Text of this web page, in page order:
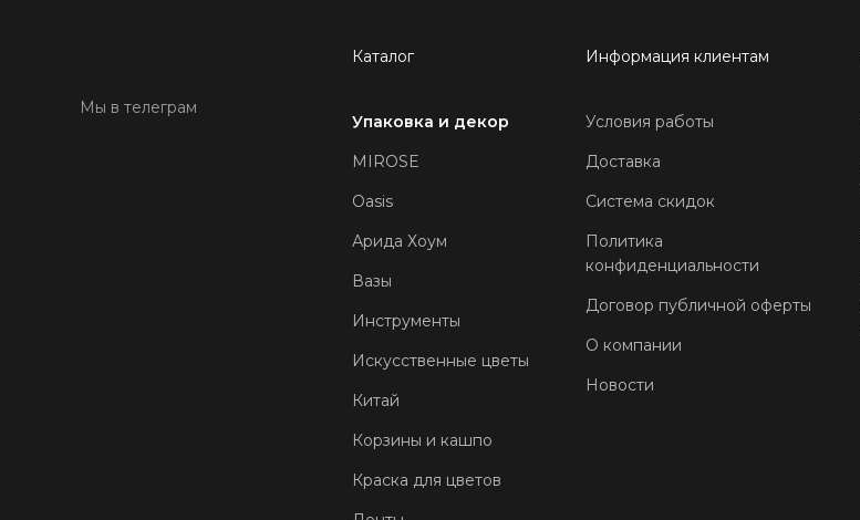
Мы в телеграм
Каталог
Упаковка и декор
MIROSE
Oasis
Арида Хоум
Вазы
Инструменты
Искусственные цветы
Китай
Корзины и кашпо
Краска для цветов
Информация клиентам
Условия работы
Доставка
Система скидок
Политика
конфиденциальности
Договор публичной оферты
О компании
Новости